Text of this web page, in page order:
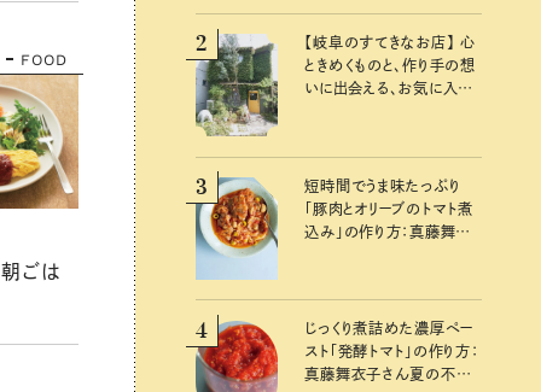
FOOD
ごは
2
【岐阜のすてきなお店】 心
ときめくものと、作り手の想
いに出会える、お気に入り
3
短時間でうま味たっぷり
「豚肉とオリーブのトマト煮
込み」の作り方：真藤舞衣
4
じっくり煮詰めた濃厚ペー
スト「発酵トマト」の作り方：
真藤舞衣子さん夏の不調